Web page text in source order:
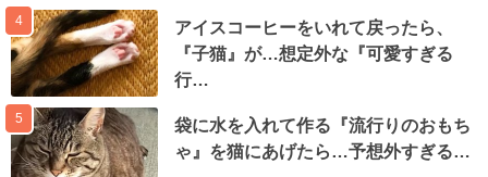
4
アイスコーヒーをいれて戻ったら、
『子猫』が…想定外な『可愛すぎる
行…
5
袋に水を入れて作る『流行りのおもち
ゃ』を猫にあげたら…予想外すぎる…